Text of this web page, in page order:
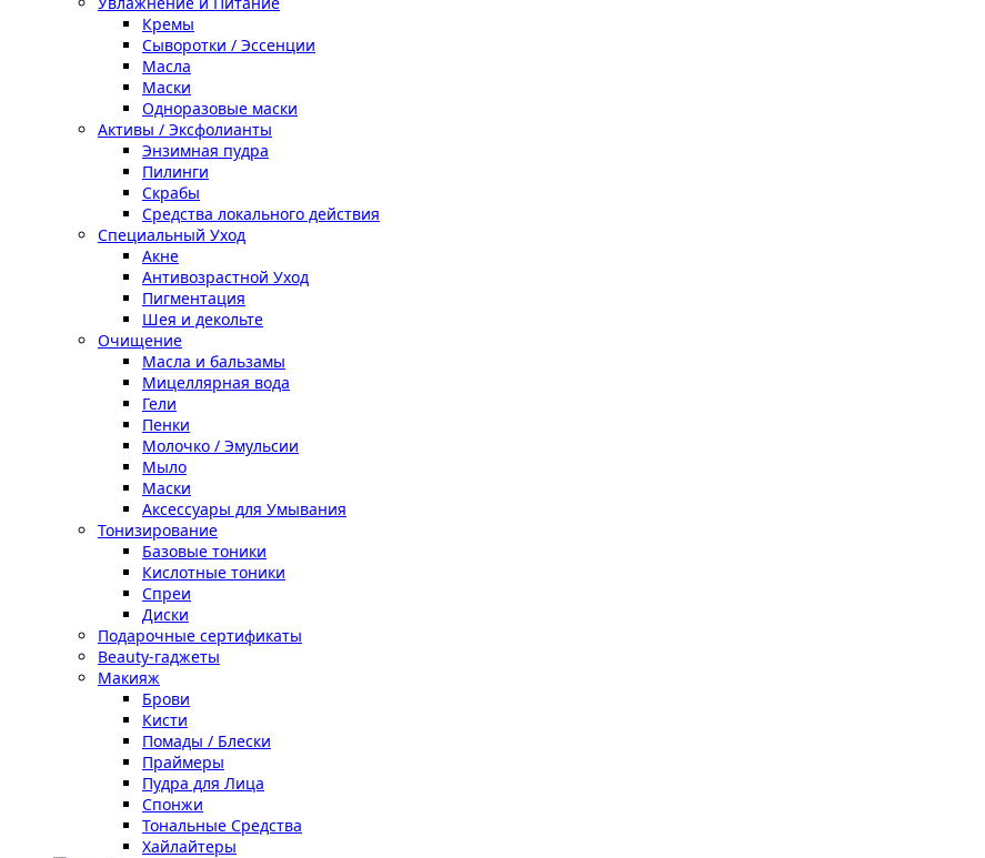
Кремы
Сыворотки / Эссенции
Масла
Маски
Одноразовые маски
Активы / Эксфолианты
Энзимная пудра
Пилинги
Скрабы
Средства локального действия
Специальный Уход
Акне
Антивозрастной Уход
Пигментация
Шея и декольте
Очищение
Масла и бальзамы
Мицеллярная вода
Гели
Пенки
Молочко / Эмульсии
Мыло
Маски
Аксессуары для Умывания
Тонизирование
Базовые тоники
Кислотные тоники
Спреи
Диски
Подарочные сертификаты
Beauty-гаджеты
Макияж
Брови
Кисти
Помады / Блески
Праймеры
Пудра для Лица
Спонжи
Тональные Средства
Хайлайтеры